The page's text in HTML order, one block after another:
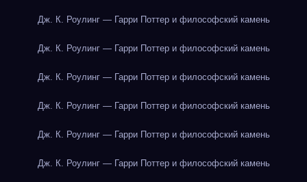
Дж. К. Роулинг — Гарри Поттер и философский камень
Дж. К. Роулинг — Гарри Поттер и философский камень
Дж. К. Роулинг — Гарри Поттер и философский камень
Дж. К. Роулинг — Гарри Поттер и философский камень
Дж. К. Роулинг — Гарри Поттер и философский камень
Дж. К. Роулинг — Гарри Поттер и философский камень